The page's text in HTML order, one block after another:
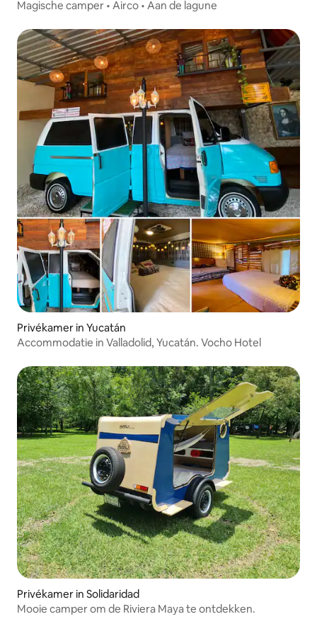
Magische camper • Airco • Aan de lagune
Privékamer in Yucatán
Accommodatie in Valladolid, Yucatán. Vocho Hotel
Privékamer in Solidaridad
Mooie camper om de Riviera Maya te ontdekken.